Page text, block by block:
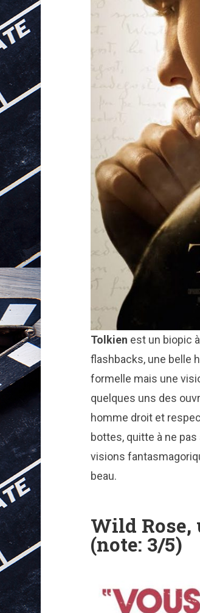
Tolkien est un biopic
flashbacks, une belle
formelle mais une
quelques uns des
homme droit et
bottes, quitte à ne
visions
beau.
Wild Rose,
(note: 3/5)